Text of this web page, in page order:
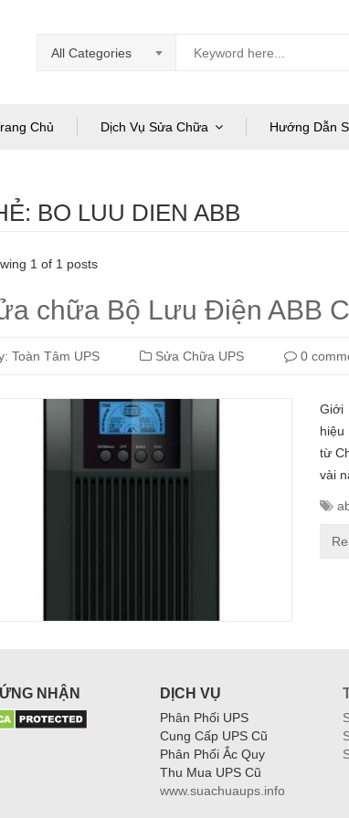
All Categories
Chủ Dịch Vụ Sửa Chữa Hướng Dẫn
BO LUU DIEN ABB
1 of 1 posts
chữa Bộ Lưu Điện ABB
Toàn Tâm UPS Sửa Chữa UPS 0
Giới
từ
vài
NHẬN DỊCH VỤ
Phân Phối UPS
Cung Cấp UPS Cũ
Phân Phối Ắc Quy
Thu Mua UPS Cũ
www.suachuaups.info